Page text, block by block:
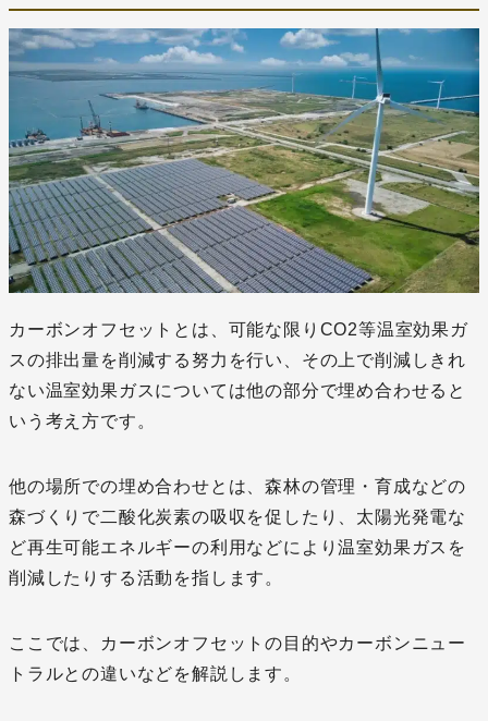
カーボンオフセットとは、可能な限りCO2等温室効果ガ
スの排出量を削減する努力を行い、その上で削減しきれ
ない温室効果ガスについては他の部分で埋め合わせると
いう考え方です。
他の場所での埋め合わせとは、森林の管理・育成などの
森づくりで二酸化炭素の吸収を促したり、太陽光発電な
ど再生可能エネルギーの利用などにより温室効果ガスを
削減したりする活動を指します。
ここでは、カーボンオフセットの目的やカーボンニュー
トラルとの違いなどを解説します。